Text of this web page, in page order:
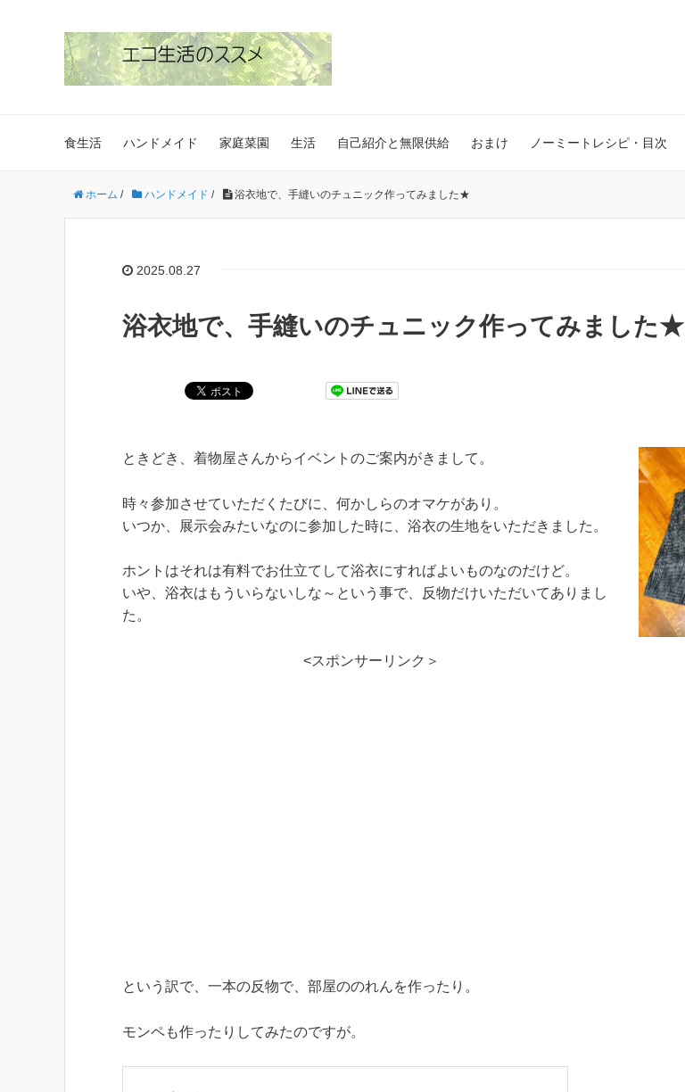
食生活 ハンドメイド 家庭菜園 生活 自己紹介と無限供給 おまけ ノーミートレシピ・目次
ホーム / ハンドメイド / 浴衣地で、手縫いのチュニック作ってみました★
2025.08.27
浴衣地で、手縫いのチュニック作ってみました★
ときどき、着物屋さんからイベントのご案内がきまして。
時々参加させていただくたびに、何かしらのオマケがあり。
いつか、展示会みたいなのに参加した時に、浴衣の生地をいただきました。
ホントはそれは有料でお仕立てして浴衣にすればよいものなのだけど。
いや、浴衣はもういらないしな～という事で、反物だけいただいてありまし
た。
<スポンサーリンク＞
という訳で、一本の反物で、部屋ののれんを作ったり。
モンペも作ったりしてみたのですが。